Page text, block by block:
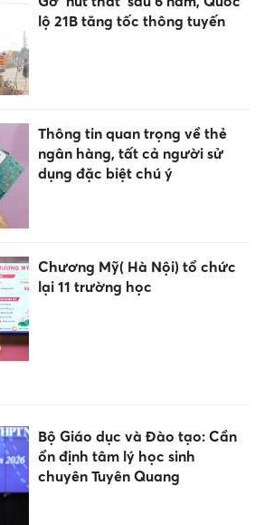
lộ 21B tăng tốc thông tuyến
Thông tin quan trọng về thẻ
ngân hàng, tất cả người sử
dụng đặc biệt chú ý
Chương Mỹ( Hà Nội) tổ chức
lại 11 trường học
Bộ Giáo dục và Đào tạo: Cần
ổn định tâm lý học sinh
chuyên Tuyên Quang